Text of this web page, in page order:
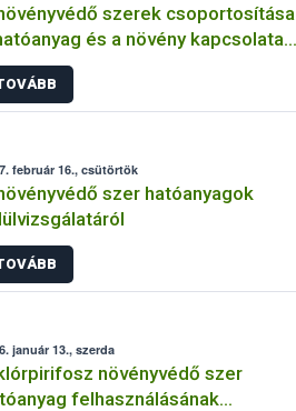
szerek csoportosítása
és a növény kapcsolata
február 16., csütörtök
szer hatóanyagok
január 13., szerda
növényvédő szer
felhasználásának